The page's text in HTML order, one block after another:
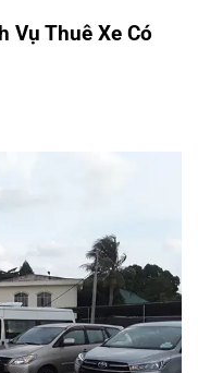
Vụ Thuê Xe Có